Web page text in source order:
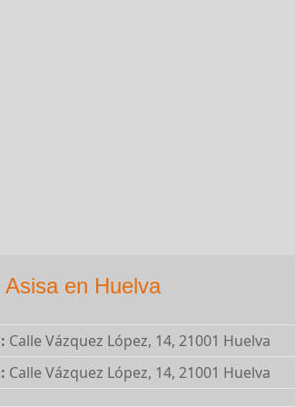
en Huelva
Calle Vázquez López, 14, 21001 Huelva
Calle Vázquez López, 14, 21001 Huelva